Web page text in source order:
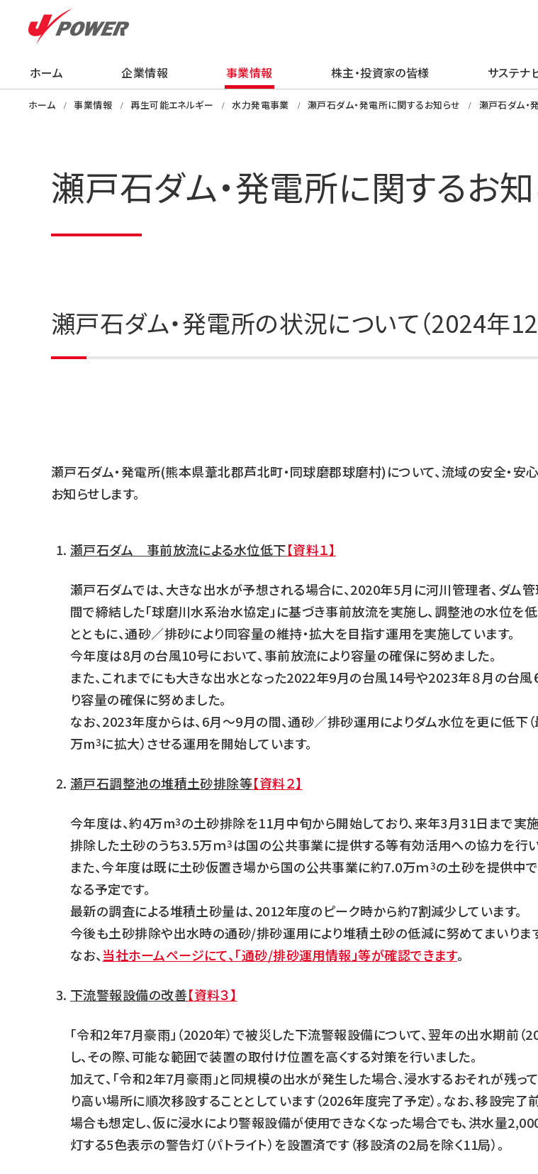
ホーム 企業情報
企業情報
ごあいさつ
J-POWERの歴史
DXの取り組み
事業情報
事業情報
再生可能エネルギー
送変電事業
株主・投資家の皆様
株主・投資家の皆様
経営方針
株主・株式情報
サステナ
サステナビリティ
TOPメッセージ
マテリアリティの特定
環境（E）
ESGデータ集
採用情報
新卒採用
障がい者採用
ニュース
プレスリリース
知る・学ぶ・楽しむ
ピックアップ
イベントを楽しむ
ホーム 事業情報 再生可能エネルギー 水力発電事業 瀬戸石ダム・発電所に関するお知らせ 瀬戸石ダム・
瀬戸石ダム・発電所に関するお
瀬戸石ダム・発電所の状況について（2024年12
瀬戸石ダム・発電所(熊本県葦北郡芦北町・同球磨郡球磨村)について、流域の安全・安
お知らせします。
瀬戸石ダム 事前放流による水位低下【資料１】
瀬戸石ダムでは、大きな出水が予想される場合に、2020年5月に河川管理者、ダム
間で締結した「球磨川水系治水協定」に基づき事前放流を実施し、調整池の水位を
とともに、通砂／排砂により同容量の維持・拡大を目指す運用を実施しています。
今年度は8月の台風10号において、事前放流により容量の確保に努めました。
また、これまでにも大きな出水となった2022年9月の台風14号や2023年８月の台風
り容量の確保に努めました。
なお、2023年度からは、6月～9月の間、通砂／排砂運用によりダム水位を更に低下
万m3に拡大）させる運用を開始しています。
瀬戸石調整池の堆積土砂排除等【資料２】
今年度は、約4万m3の土砂排除を11月中旬から開始しており、来年3月31日まで実施
排除した土砂のうち3.5万ｍ3 は国の公共事業に提供する等有効活用への協力を行い
また、今年度は既に土砂仮置き場から国の公共事業に約7.0万ｍ3の土砂を提供中
なる予定です。
最新の調査による堆積土砂量は、2012年度のピーク時から約7割減少しています。
今後も土砂排除や出水時の通砂/排砂運用により堆積土砂の低減に努めてまいります
なお、当社ホームページにて、「通砂/排砂運用情報」等が確認できます。
下流警報設備の改善【資料３】
「令和2年7月豪雨」（2020年）で被災した下流警報設備について、翌年の出水期前（
し、その際、可能な範囲で装置の取付け位置を高くする対策を行いました。
加えて、「令和2年7月豪雨」と同規模の出水が発生した場合、浸水するおそれが残っ
り高い場所に順次移設することとしています（2026年度完了予定）。なお、移設完
場合も想定し、仮に浸水により警報設備が使用できなくなった場合でも、洪水量
灯する5色表示の警告灯（パトライト）を設置済です（移設済の2局を除く11局）。